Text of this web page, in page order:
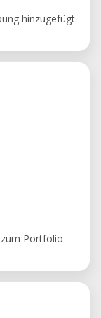
hinzugefügt.
Portfolio